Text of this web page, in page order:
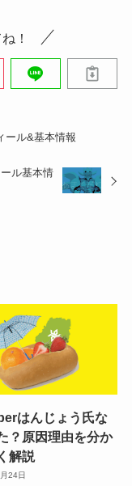
！
ール&基本情報
ル基本情
はんじょう氏な
？原因理由を分か
解説
24日